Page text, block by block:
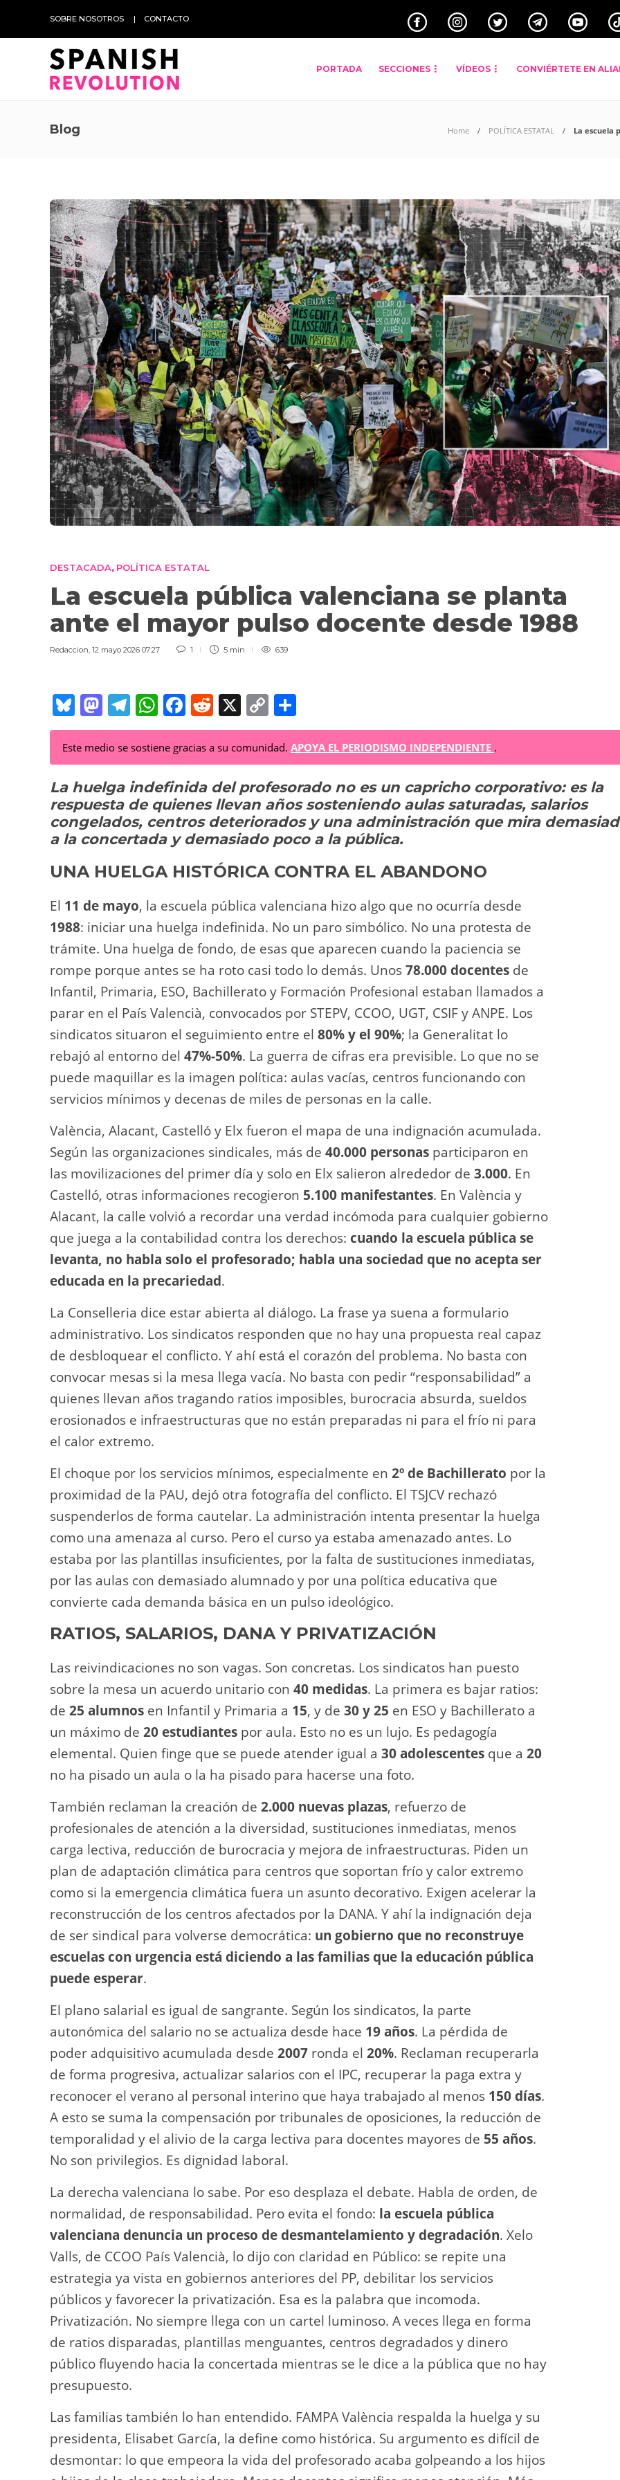
SOBRE NOSOTROS CONTACTO
PORTADA SECCIONES VÍDEOS CONVIÉRTETE EN
Blog Home POLÍTICA ESTATAL La escuela
DESTACADA, POLÍTICA ESTATAL
La escuela pública valenciana se planta
ante el mayor pulso docente desde 1988
Redaccion, 12 mayo 2026 07:27 1 5 min 639
Bl
u
e
sk
y
M
a
st
o
d
o
n
T
el
e
gr
a
m
W
h
at
s
A
p
p
F
a
c
e
b
o
o
k
R
e
d
di
t
X C
o
p
y
Li
n
k
o
m
p
ar
tir
Este medio se sostiene gracias a su comunidad. APOYA EL PERIODISMO INDEPENDIENTE .
La huelga indefinida del profesorado no es un capricho corporativo: es la
respuesta de quienes llevan años sosteniendo aulas saturadas, salarios
congelados, centros deteriorados y una administración que mira
a la concertada y demasiado poco a la pública.
UNA HUELGA HISTÓRICA CONTRA EL ABANDONO
El 11 de mayo, la escuela pública valenciana hizo algo que no ocurría desde
1988: iniciar una huelga indefinida. No un paro simbólico. No una protesta de
trámite. Una huelga de fondo, de esas que aparecen cuando la paciencia se
rompe porque antes se ha roto casi todo lo demás. Unos78.000 docentes de
Infantil, Primaria, ESO, Bachillerato y Formación Profesional estaban llamados a
parar en el País Valencià, convocados por STEPV, CCOO, UGT, CSIF y ANPE. Los
sindicatos situaron el seguimiento entre el 80% y el 90%; la Generalitat lo
rebajó al entorno del 47%-50%. La guerra de cifras era previsible. Lo que no se
puede maquillar es la imagen política: aulas vacías, centros funcionando con
servicios mínimos y decenas de miles de personas en la calle.
València, Alacant, Castelló y Elx fueron el mapa de una indignación acumulada.
Según las organizaciones sindicales, más de 40.000 personas participaron en
las movilizaciones del primer día y solo en Elx salieron alrededor de 3.000. En
Castelló, otras informaciones recogieron 5.100 manifestantes. En València y
Alacant, la calle volvió a recordar una verdad incómoda para cualquier gobierno
que juega a la contabilidad contra los derechos: cuando la escuela pública se
levanta, no habla solo el profesorado; habla una sociedad que no acepta ser
educada en la precariedad.
La Conselleria dice estar abierta al diálogo. La frase ya suena a formulario
administrativo. Los sindicatos responden que no hay una propuesta real capaz
de desbloquear el conflicto. Y ahí está el corazón del problema. No basta con
convocar mesas si la mesa llega vacía. No basta con pedir “responsabilidad” a
quienes llevan años tragando ratios imposibles, burocracia absurda, sueldos
erosionados e infraestructuras que no están preparadas ni para el frío ni para
el calor extremo.
El choque por los servicios mínimos, especialmente en 2º de Bachillerato por la
proximidad de la PAU, dejó otra fotografía del conflicto. El TSJCV rechazó
suspenderlos de forma cautelar. La administración intenta presentar la huelga
como una amenaza al curso. Pero el curso ya estaba amenazado antes. Lo
estaba por las plantillas insuficientes, por la falta de sustituciones inmediatas,
por las aulas con demasiado alumnado y por una política educativa que
convierte cada demanda básica en un pulso ideológico.
RATIOS, SALARIOS, DANA Y PRIVATIZACIÓN
Las reivindicaciones no son vagas. Son concretas. Los sindicatos han puesto
sobre la mesa un acuerdo unitario con 40 medidas. La primera es bajar ratios:
de 25 alumnos en Infantil y Primaria a 15, y de 30 y 25 en ESO y Bachillerato a
un máximo de 20 estudiantes por aula. Esto no es un lujo. Es pedagogía
elemental. Quien finge que se puede atender igual a 30 adolescentes que a 20
no ha pisado un aula o la ha pisado para hacerse una foto.
También reclaman la creación de 2.000 nuevas plazas, refuerzo de
profesionales de atención a la diversidad, sustituciones inmediatas, menos
carga lectiva, reducción de burocracia y mejora de infraestructuras. Piden un
plan de adaptación climática para centros que soportan frío y calor extremo
como si la emergencia climática fuera un asunto decorativo. Exigen acelerar la
reconstrucción de los centros afectados por la DANA. Y ahí la indignación deja
de ser sindical para volverse democrática: un gobierno que no reconstruye
escuelas con urgencia está diciendo a las familias que la educación pública
puede esperar.
El plano salarial es igual de sangrante. Según los sindicatos, la parte
autonómica del salario no se actualiza desde hace 19 años. La pérdida de
poder adquisitivo acumulada desde 2007 ronda el 20%. Reclaman recuperarla
de forma progresiva, actualizar salarios con el IPC, recuperar la paga extra y
reconocer el verano al personal interino que haya trabajado al menos 150 días.
A esto se suma la compensación por tribunales de oposiciones, la reducción de
temporalidad y el alivio de la carga lectiva para docentes mayores de 55 años.
No son privilegios. Es dignidad laboral.
La derecha valenciana lo sabe. Por eso desplaza el debate. Habla de orden, de
normalidad, de responsabilidad. Pero evita el fondo: la escuela pública
valenciana denuncia un proceso de desmantelamiento y degradación. Xelo
Valls, de CCOO País Valencià, lo dijo con claridad en Público: se repite una
estrategia ya vista en gobiernos anteriores del PP, debilitar los servicios
públicos y favorecer la privatización. Esa es la palabra que incomoda.
Privatización. No siempre llega con un cartel luminoso. A veces llega en forma
de ratios disparadas, plantillas menguantes, centros degradados y dinero
público fluyendo hacia la concertada mientras se le dice a la pública que no hay
presupuesto.
Las familias también lo han entendido. FAMPA València respalda la huelga y su
presidenta, Elisabet García, la define como histórica. Su argumento es difícil de
desmontar: lo que empeora la vida del profesorado acaba golpeando a los hijos